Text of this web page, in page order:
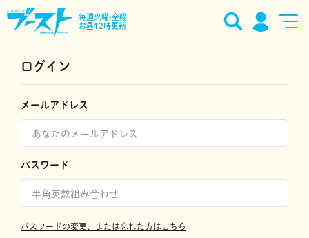
毎週火曜•金曜
お昼12時更新
ログイン
メールアドレス
パスワード
パスワードの変更、または忘れた方はこちら